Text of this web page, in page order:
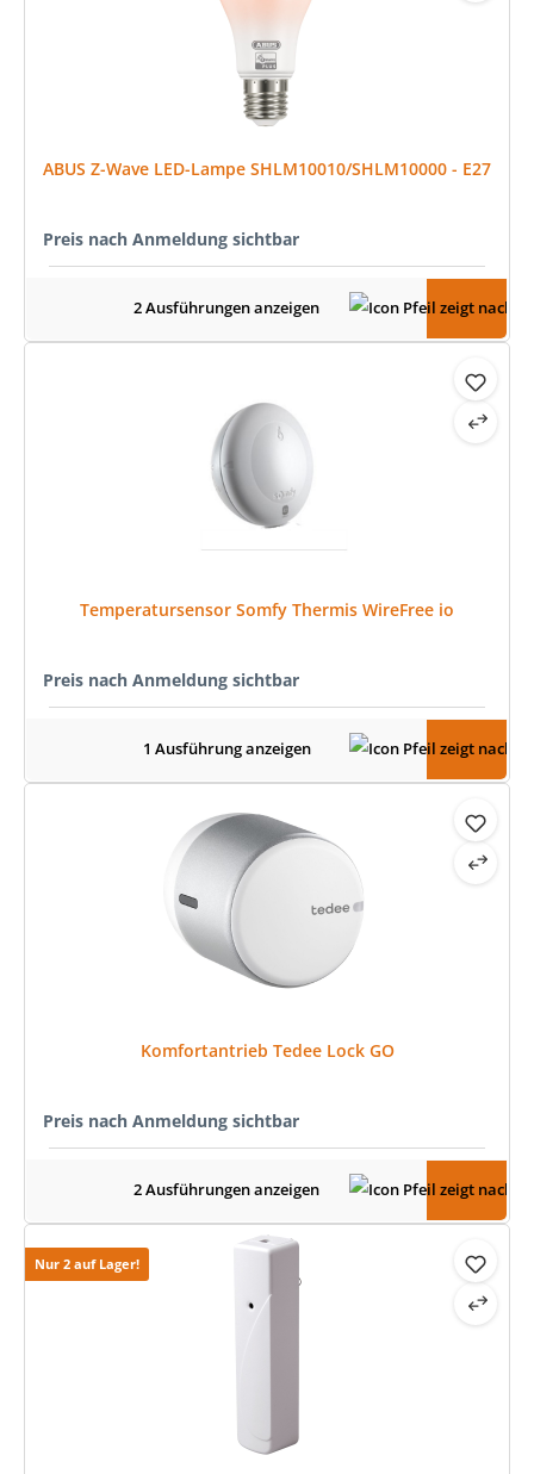
ABUS Z-Wave LED-Lampe SHLM10010/SHLM10000 - E27
Preis nach Anmeldung sichtbar
2 Ausführungen anzeigen
Temperatursensor Somfy Thermis WireFree io
Preis nach Anmeldung sichtbar
1 Ausführung anzeigen
Komfortantrieb Tedee Lock GO
Preis nach Anmeldung sichtbar
2 Ausführungen anzeigen
Nur 2 auf Lager!